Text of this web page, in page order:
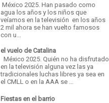
México 2025. Han pasado como
agua los años y los niños que
veíamos en la televisión en los años
2 mil ahora se han vuelto famosos
con u...
el vuelo de Catalina
México 2025. Quién no ha disfrutado
en la televisión alguna vez las ya
tradicionales luchas libres ya sea en
el CMLL o en la AAA se ...
Fiestas en el barrio